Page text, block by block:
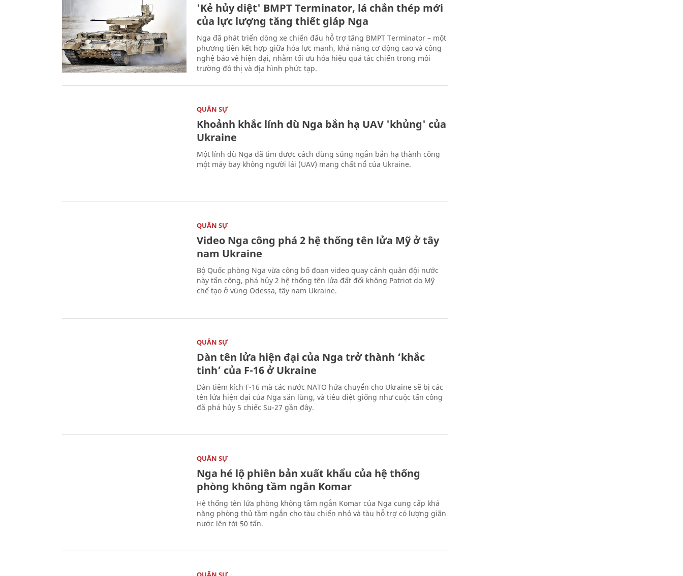
'Kẻ hủy diệt' BMPT Terminator, lá chắn thép mới
của lực lượng tăng thiết giáp Nga
Nga đã phát triển dòng xe chiến đấu hỗ trợ tăng BMPT Terminator – một
phương tiện kết hợp giữa hỏa lực mạnh, khả năng cơ động cao và công
nghệ bảo vệ hiện đại, nhằm tối ưu hóa hiệu quả tác chiến trong môi
trường đô thị và địa hình phức tạp.
QUÂN SỰ
Khoảnh khắc lính dù Nga bắn hạ UAV 'khủng' của
Ukraine
Một lính dù Nga đã tìm được cách dùng súng ngắn bắn hạ thành công
một máy bay không người lái (UAV) mang chất nổ của Ukraine.
QUÂN SỰ
Video Nga công phá 2 hệ thống tên lửa Mỹ ở tây
nam Ukraine
Bộ Quốc phòng Nga vừa công bố đoạn video quay cảnh quân đội nước
này tấn công, phá hủy 2 hệ thống tên lửa đất đối không Patriot do Mỹ
chế tạo ở vùng Odessa, tây nam Ukraine.
QUÂN SỰ
Dàn tên lửa hiện đại của Nga trở thành ‘khắc
tinh’ của F-16 ở Ukraine
Dàn tiêm kích F-16 mà các nước NATO hứa chuyển cho Ukraine sẽ bị các
tên lửa hiện đại của Nga săn lùng, và tiêu diệt giống như cuộc tấn công
đã phá hủy 5 chiếc Su-27 gần đây.
QUÂN SỰ
Nga hé lộ phiên bản xuất khẩu của hệ thống
phòng không tầm ngắn Komar
Hệ thống tên lửa phòng không tầm ngắn Komar của Nga cung cấp khả
năng phòng thủ tầm ngắn cho tàu chiến nhỏ và tàu hỗ trợ có lượng giãn
nước lên tới 50 tấn.